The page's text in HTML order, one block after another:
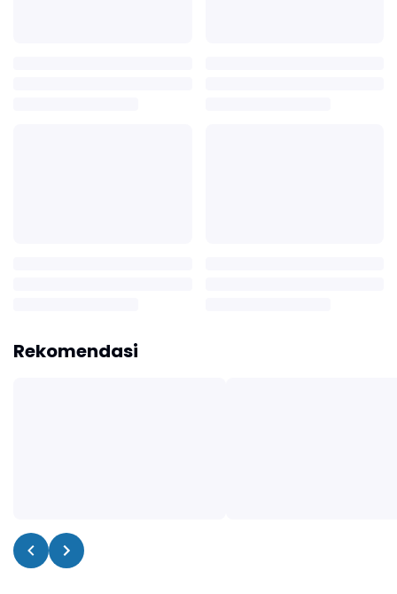
Rekomendasi